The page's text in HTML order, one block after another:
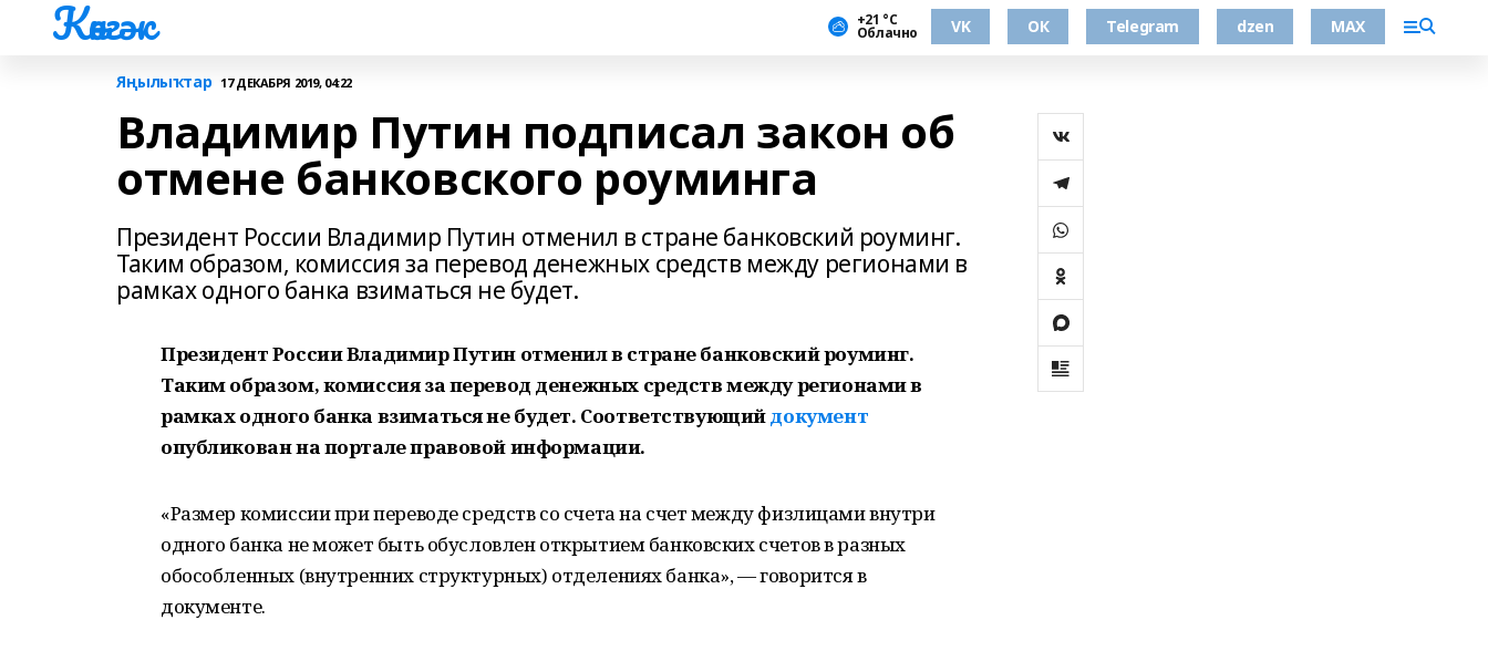
Көнгәк +21 °С
Облачно VK ОК Telegram dzen MAX
Яңылыҡтар 17 ДЕКАБРЯ 2019, 04:22
Владимир Путин подписал закон об
отмене банковского роуминга
Президент России Владимир Путин отменил в стране банковский роуминг.
Таким образом, комиссия за перевод денежных средств между регионами в
рамках одного банка взиматься не будет.
Президент России Владимир Путин отменил в стране банковский роуминг.
Таким образом, комиссия за перевод денежных средств между регионами в
рамках одного банка взиматься не будет. Соответствующийдокумент
опубликован на портале правовой информации.
«Размер комиссии при переводе средств со счета на счет между физлицами внутри
одного банка не может быть обусловлен открытием банковских счетов в разных
обособленных (внутренних структурных) отделениях банка», — говорится в
документе.